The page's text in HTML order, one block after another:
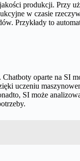
produkcji. Przy
w czasie
Przykłady to
oparte na SI
uczeniu
SI może